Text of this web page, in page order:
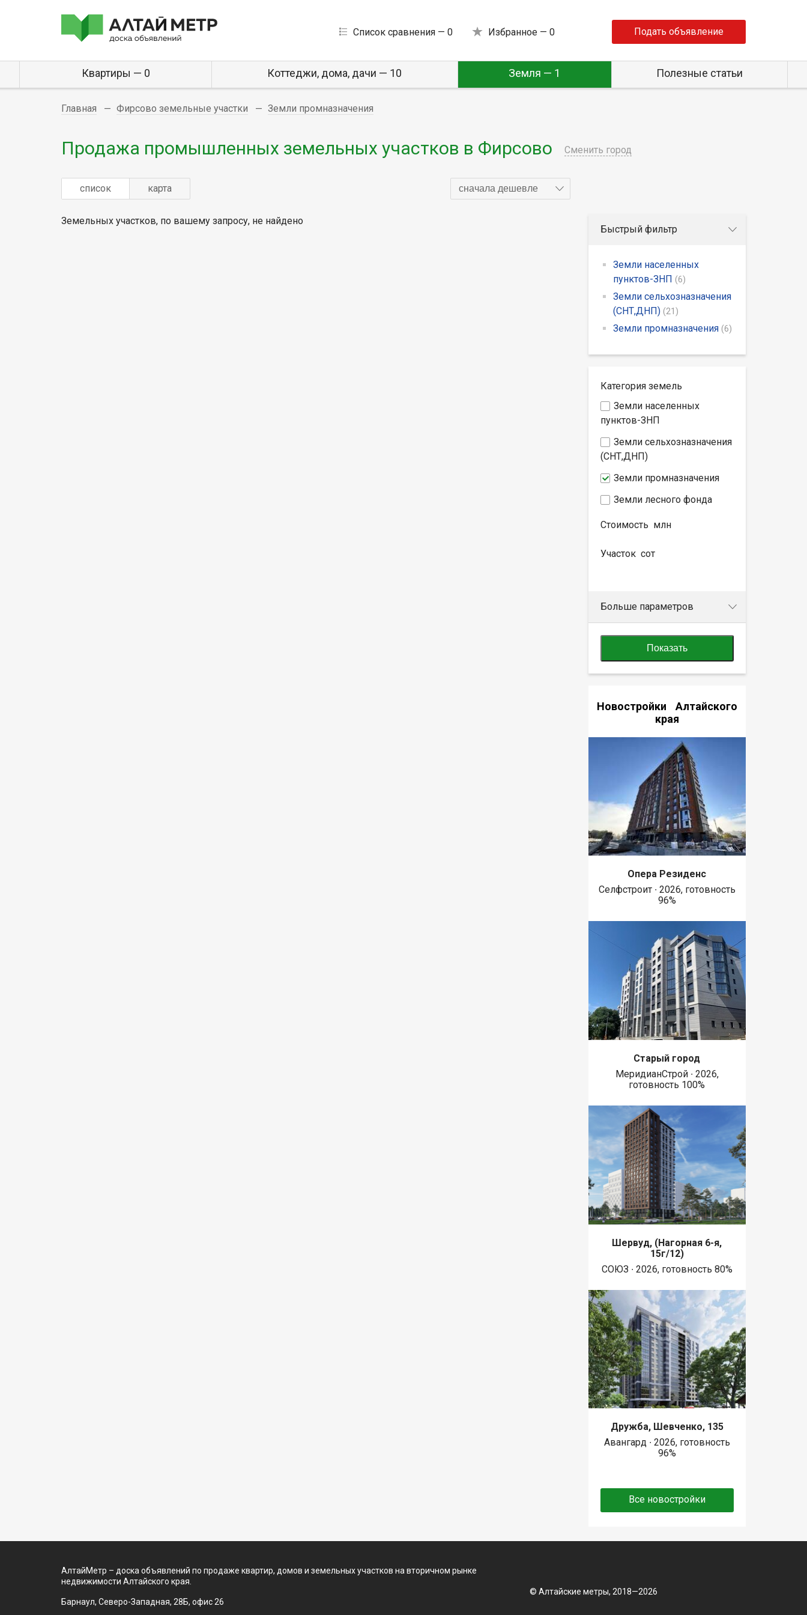
Список сравнения — 0 Избранное — 0 Подать объявление
Квартиры — 0 Коттеджи, дома, дачи — 10 Земля — 1 Полезные статьи
Главная Фирсово земельные участки Земли промназначения
Продажа промышленных земельных участков в Фирсово Сменить город
список карта сначала дешевле
Земельных участков, по вашему запросу, не найдено
Быстрый фильтр
Земли населенных
пунктов-ЗНП (6)
Земли сельхозназначения
(СНТ,ДНП) (21)
Земли промназначения (6)
Категория земель
Земли населенных
пунктов-ЗНП
Земли сельхозназначения
(СНТ,ДНП)
Земли промназначения
Земли лесного фонда
Стоимость млн
Участок сот
Больше параметров
Показать
Новостройки Алтайского
края
Опера Резиденс
Селфстроит ∙ 2026, готовность
96%
Старый город
МеридианСтрой ∙ 2026,
готовность 100%
Шервуд, (Нагорная 6-я,
15г/12)
СОЮЗ ∙ 2026, готовность 80%
Дружба, Шевченко, 135
Авангард ∙ 2026, готовность
96%
Все новостройки
АлтайМетр – доска объявлений по продаже квартир, домов и земельных участков на вторичном рынке
недвижимости Алтайского края.
Барнаул, Северо-Западная, 28Б, офис 26
© Алтайские метры, 2018—2026